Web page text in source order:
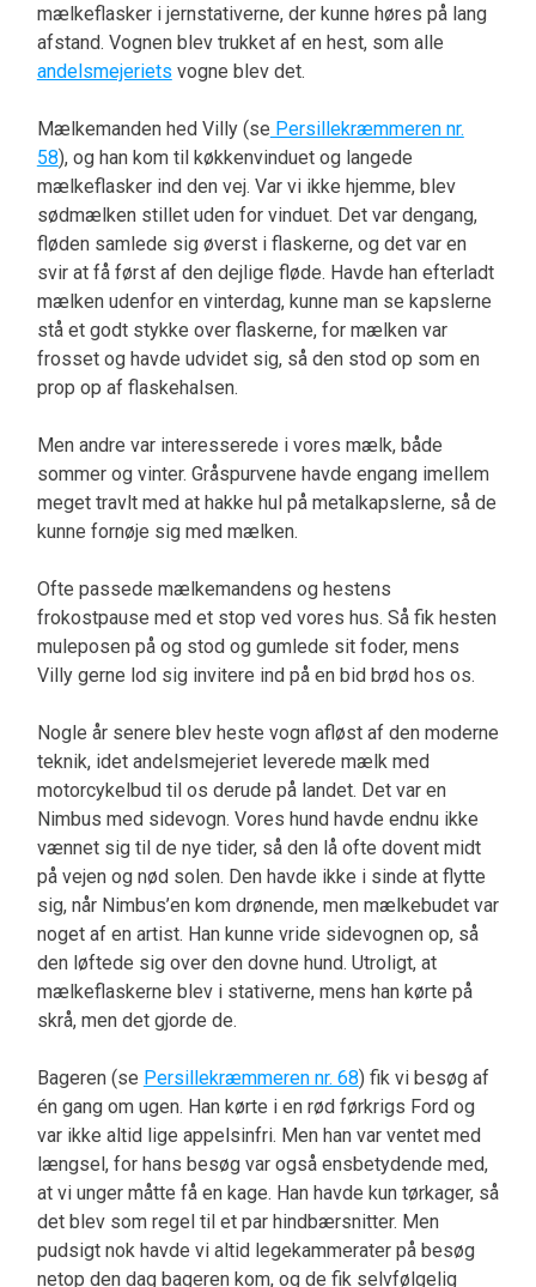
mælkeflasker i jernstativerne, der kunne høres på lang
afstand. Vognen blev trukket af en hest, som alle
andelsmejeriets vogne blev det.
Mælkemanden hed Villy (se Persillekræmmeren nr.
58), og han kom til køkkenvinduet og langede
mælkeflasker ind den vej. Var vi ikke hjemme, blev
sødmælken stillet uden for vinduet. Det var dengang,
fløden samlede sig øverst i flaskerne, og det var en
svir at få først af den dejlige fløde. Havde han efterladt
mælken udenfor en vinterdag, kunne man se kapslerne
stå et godt stykke over flaskerne, for mælken var
frosset og havde udvidet sig, så den stod op som en
prop op af flaskehalsen.
Men andre var interesserede i vores mælk, både
sommer og vinter. Gråspurvene havde engang imellem
meget travlt med at hakke hul på metalkapslerne, så de
kunne fornøje sig med mælken.
Ofte passede mælkemandens og hestens
frokostpause med et stop ved vores hus. Så fik hesten
muleposen på og stod og gumlede sit foder, mens
Villy gerne lod sig invitere ind på en bid brød hos os.
Nogle år senere blev heste vogn afløst af den moderne
teknik, idet andelsmejeriet leverede mælk med
motorcykelbud til os derude på landet. Det var en
Nimbus med sidevogn. Vores hund havde endnu ikke
vænnet sig til de nye tider, så den lå ofte dovent midt
på vejen og nød solen. Den havde ikke i sinde at flytte
sig, når Nimbus’en kom drønende, men mælkebudet var
noget af en artist. Han kunne vride sidevognen op, så
den løftede sig over den dovne hund. Utroligt, at
mælkeflaskerne blev i stativerne, mens han kørte på
skrå, men det gjorde de.
Bageren (se Persillekræmmeren nr. 68) fik vi besøg af
én gang om ugen. Han kørte i en rød førkrigs Ford og
var ikke altid lige appelsinfri. Men han var ventet med
længsel, for hans besøg var også ensbetydende med,
at vi unger måtte få en kage. Han havde kun tørkager, så
det blev som regel til et par hindbærsnitter. Men
pudsigt nok havde vi altid legekammerater på besøg
netop den dag bageren kom, og de fik selvfølgelig